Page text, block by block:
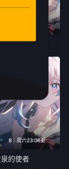
灯火
8｜周六23:06更
的使者